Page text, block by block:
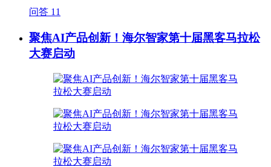
问答 11
聚焦AI产品创新！海尔智家第十届黑客马拉松
大赛启动